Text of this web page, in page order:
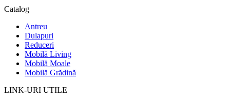
Catalog
Antreu
Dulapuri
Reduceri
Mobilă Living
Mobilă Moale
Mobilă Grădină
LINK-URI UTILE